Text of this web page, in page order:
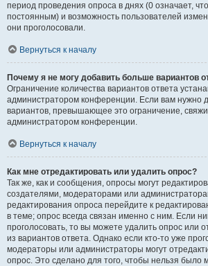
период проведения опроса в днях (0 означает,
постоянным) и возможность пользователей
они проголосовали.
Вернуться к началу
Почему я не могу добавить больше вариантов
Ограничение количества вариантов ответа
администратором конференции. Если вам нужно
вариантов, превышающее это ограничение,
администратором конференции.
Вернуться к началу
Как мне отредактировать или удалить опрос?
Так же, как и сообщения, опросы могут
создателями, модераторами или
редактирования опроса перейдите к
в теме; опрос всегда связан именно с ним. Если
проголосовать, то вы можете удалить опрос или
из вариантов ответа. Однако если кто-то уже
модераторы или администраторы могут
опрос. Это сделано для того, чтобы нельзя было